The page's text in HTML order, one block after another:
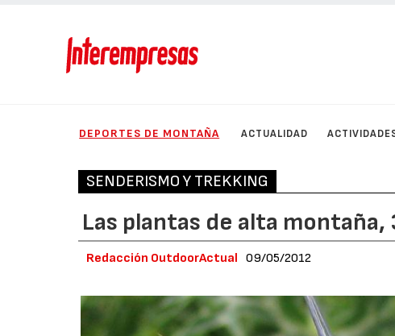
DEPORTES DE MONTAÑA ACTUALIDAD
SENDERISMO Y TREKKING
Las plantas de alta
Redacción OutdoorActual 09/05/2012